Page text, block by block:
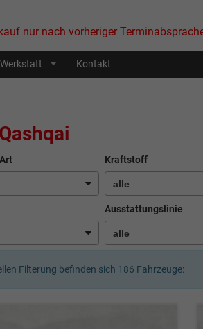
nur nach vorheriger
Werkstatt Kontakt
Kraftstoff
Ausstattungslinie
Filterung befinden sich 186 Fahrzeuge: